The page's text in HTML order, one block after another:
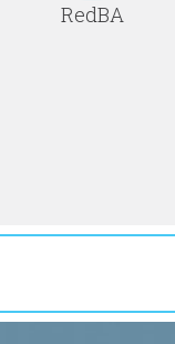
RedBA